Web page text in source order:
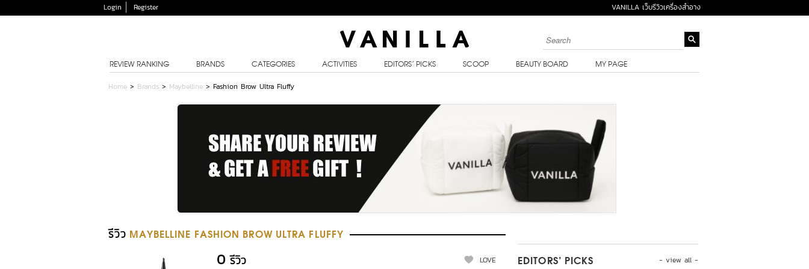
Login Register VANILLA เว็บรีวิวเครื่องสำอาง
REVIEW RANKING BRANDS CATEGORIES ACTIVITIES EDITORS’ PICKS SCOOP BEAUTY BOARD MY PAGE
Home > Brands > Maybelline > Fashion Brow Ultra Fluffy
รีวิว MAYBELLINE FASHION BROW ULTRA FLUFFY
0 รีวิว
LOVE
- view all -
EDITORS’ PICKS